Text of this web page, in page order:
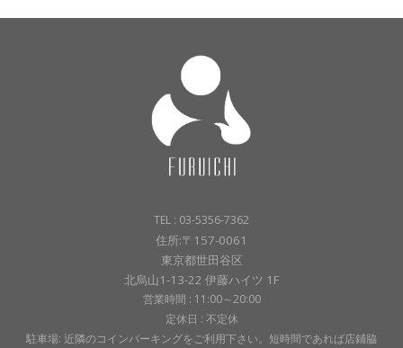
TEL : 03-5356-7362
住所:〒157-0061
東京都世田谷区
北烏山1-13-22 伊藤ハイツ 1F
営業時間 : 11:00～20:00
定休日 : 不定休
駐車場: 近隣のコインパーキングをご利用下さい。短時間であれば店鋪脇